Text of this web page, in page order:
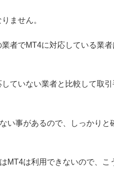
ません。
者でMT4に対応している業
ていない業者と比較して取
い事があるので、しっかりと
MT4は利用できないので、こ